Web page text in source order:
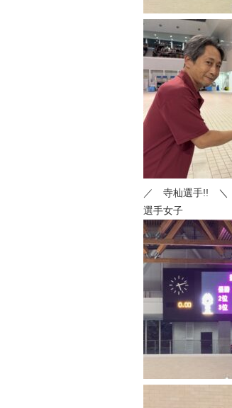
／ 寺杣選手!! ＼
選手女子